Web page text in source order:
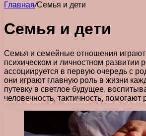
Главная/Семья и дети
Семья и дети
Семья и семейные отношения
психическом и личностном развитии
ассоциируется в первую очередь с
они играют главную роль в жизни
путевку в светлое будущее,
человечность, тактичность, помогают